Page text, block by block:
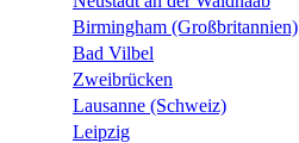
Birmingham (Großbritannien)
Bad Vilbel
Zweibrücken
Lausanne (Schweiz)
Leipzig